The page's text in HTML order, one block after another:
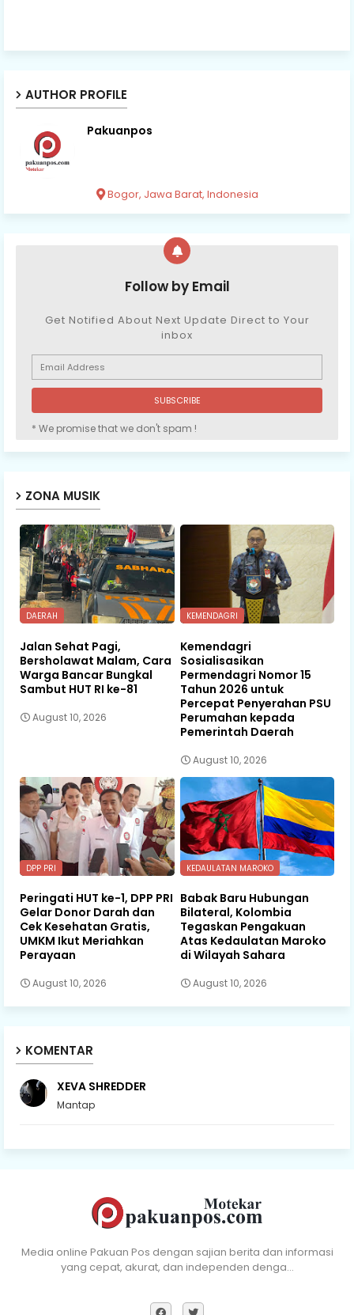
AUTHOR PROFILE
Pakuanpos
Bogor, Jawa Barat, Indonesia
Follow by Email
Get Notified About Next Update Direct to Your
inbox
* We promise that we don't spam !
ZONA MUSIK
DAERAH
Jalan Sehat Pagi,
Bersholawat Malam, Cara
Warga Bancar Bungkal
Sambut HUT RI ke-81
August 10, 2026
KEMENDAGRI
Kemendagri
Sosialisasikan
Permendagri Nomor 15
Tahun 2026 untuk
Percepat Penyerahan PSU
Perumahan kepada
Pemerintah Daerah
August 10, 2026
DPP PRI
Peringati HUT ke-1, DPP PRI
Gelar Donor Darah dan
Cek Kesehatan Gratis,
UMKM Ikut Meriahkan
Perayaan
August 10, 2026
KEDAULATAN MAROKO
Babak Baru Hubungan
Bilateral, Kolombia
Tegaskan Pengakuan
Atas Kedaulatan Maroko
di Wilayah Sahara
August 10, 2026
KOMENTAR
XEVA SHREDDER
Mantap
Media online Pakuan Pos dengan sajian berita dan informasi
yang cepat, akurat, dan independen denga…